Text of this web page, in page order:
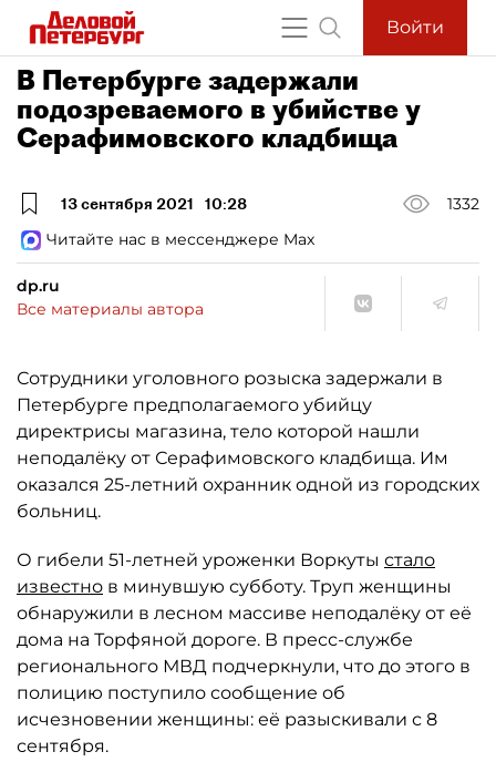
Войти
В Петербурге задержали
подозреваемого в убийстве у
Серафимовского кладбища
13 сентября 2021 10:28
1332
Читайте нас в мессенджере Max
dp.ru
Все материалы автора
Сотрудники уголовного розыска задержали в
Петербурге предполагаемого убийцу
директрисы магазина, тело которой нашли
неподалёку от Серафимовского кладбища. Им
оказался 25-летний охранник одной из городских
больниц.
О гибели 51-летней уроженки Воркуты стало
известно в минувшую субботу. Труп женщины
обнаружили в лесном массиве неподалёку от её
дома на Торфяной дороге. В пресс-службе
регионального МВД подчеркнули, что до этого в
полицию поступило сообщение об
исчезновении женщины: её разыскивали с 8
сентября.